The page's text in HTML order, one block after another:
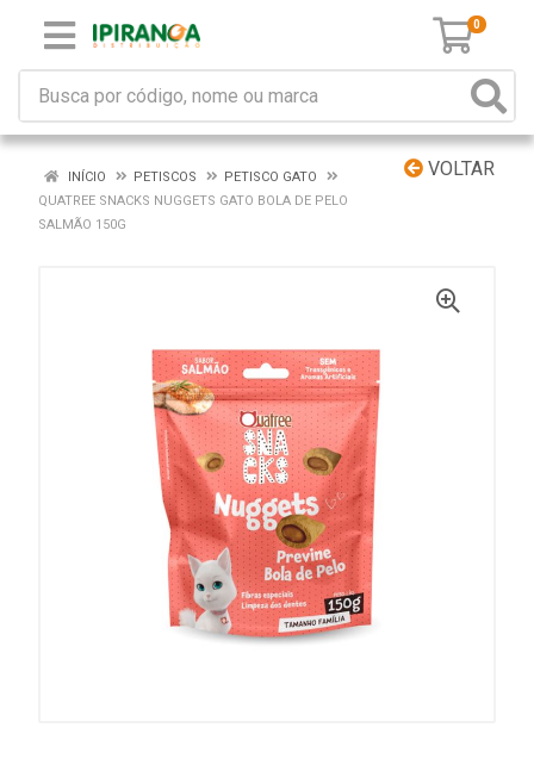
0
VOLTAR
INÍCIO PETISCOS
PETISCO GATO
QUATREE SNACKS NUGGETS GATO BOLA DE PELO
SALMÃO 150G